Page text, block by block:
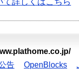
て詳しくはこちら
告 OpenBlocks